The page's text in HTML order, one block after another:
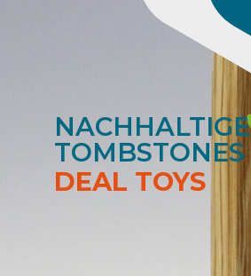
NACHHALTIGE
TOMBSTONES
DEAL TOYS